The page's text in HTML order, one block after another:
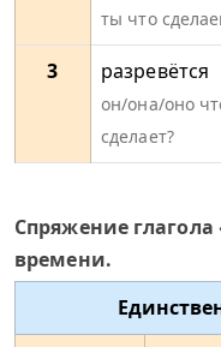
ты что
3 разревётся
он/она/оно
сделает?
Спряжение
времени.